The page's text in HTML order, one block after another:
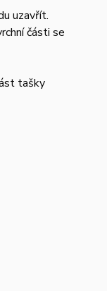
uzavřít.
části se
tašky